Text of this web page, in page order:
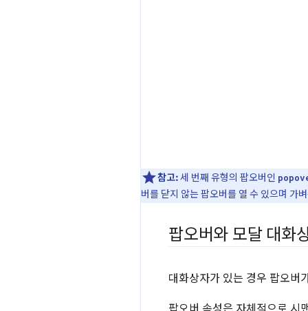
참고:세 번째 유형의 팝오버인
버를 닫지 않는 팝오버를 열 수 있으며 가
팝오버와 모달 대화
대화상자가 있는 경우 팝오버